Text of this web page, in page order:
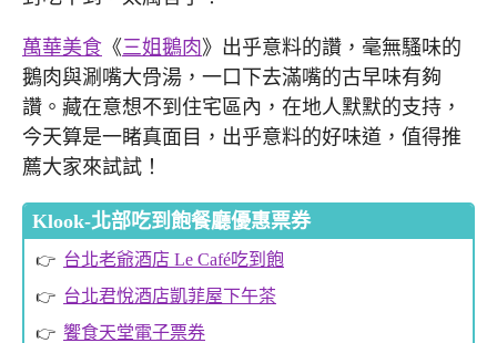
萬華美食 《三姐鵝肉》出乎意料的讚，毫無騷味的
鵝肉與涮嘴大骨湯，一口下去滿嘴的古早味有夠
讚。藏在意想不到住宅區內，在地人默默的支持，
今天算是一睹真面目，出乎意料的好味道，值得推
薦大家來試試！
Klook-北部吃到飽餐廳優惠票券
台北老爺酒店 Le Café吃到飽
台北君悅酒店凱菲屋下午茶
饗食天堂電子票券